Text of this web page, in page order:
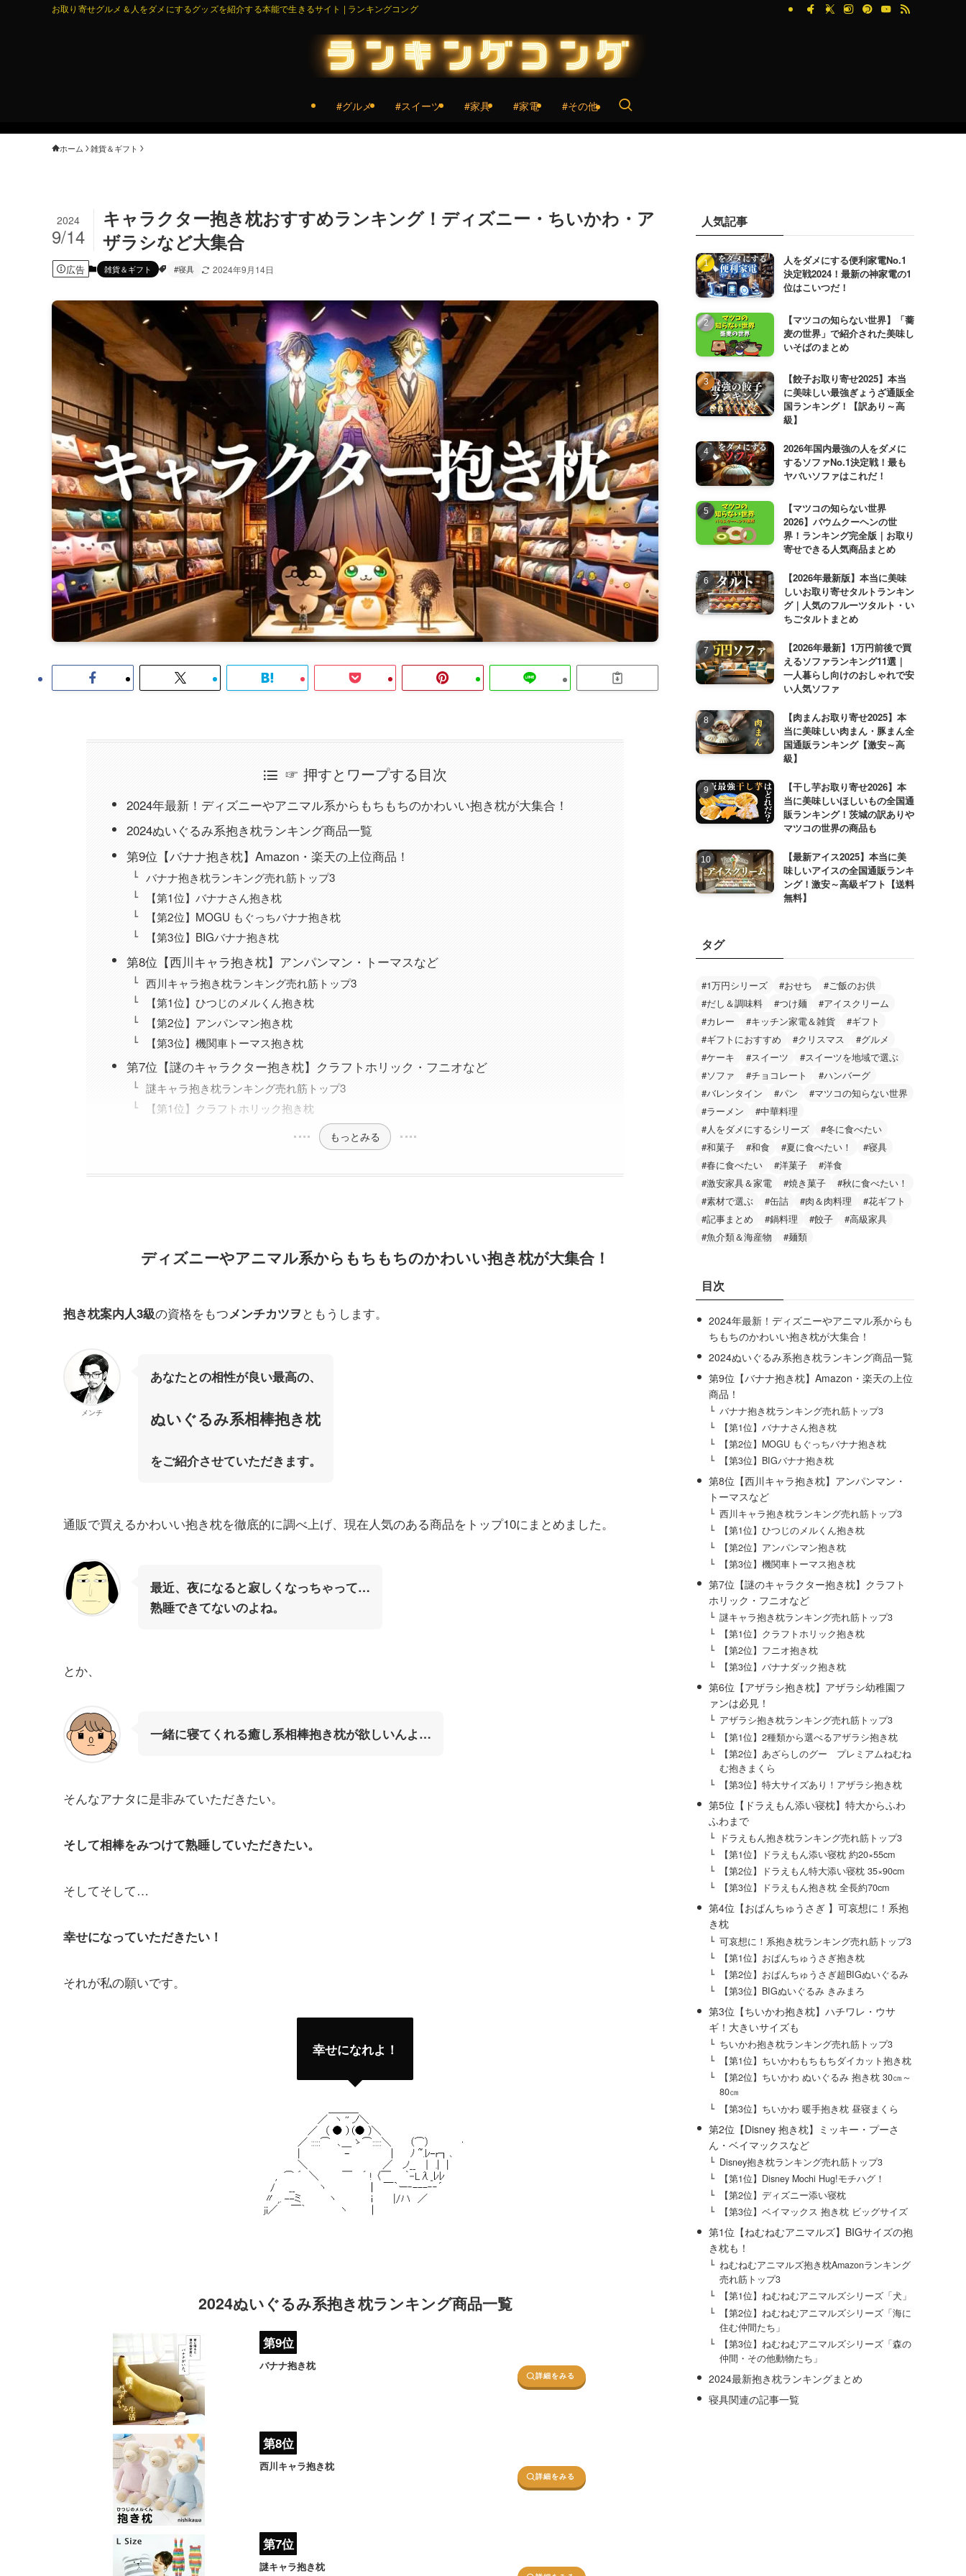
お取り寄せグルメ＆人をダメにするグッズを紹介する本能で生きるサイト | ランキングコング
#グルメ #スイーツ #家具 #家電 #その他
ホーム 雑貨＆ギフト
キャラクター抱き枕おすすめランキング！ディズニー・ちいかわ・ア
ザラシなど大集合
2024
9/14
広告 雑貨＆ギフト #寝具 2024年9月14日
☞ 押すとワープする目次
2024年最新！ディズニーやアニマル系からもちもちのかわいい抱き枕が大集合！
2024ぬいぐるみ系抱き枕ランキング商品一覧
第9位【バナナ抱き枕】Amazon・楽天の上位商品！
バナナ抱き枕ランキング売れ筋トップ3
【第1位】バナナさん抱き枕
【第2位】MOGU もぐっちバナナ抱き枕
【第3位】BIGバナナ抱き枕
第8位【西川キャラ抱き枕】アンパンマン・トーマスなど
西川キャラ抱き枕ランキング売れ筋トップ3
【第1位】ひつじのメルくん抱き枕
【第2位】アンパンマン抱き枕
【第3位】機関車トーマス抱き枕
第7位【謎のキャラクター抱き枕】クラフトホリック・フニオなど
謎キャラ抱き枕ランキング売れ筋トップ3
【第1位】クラフトホリック抱き枕
もっとみる
ディズニーやアニマル系からもちもちのかわいい抱き枕が大集合！
抱き枕案内人3級の資格をもつメンチカツヲ ともうします。
メンチ
あなたとの相性が良い最高の、
ぬいぐるみ系相棒抱き枕
をご紹介させていただきます。
通販で買えるかわいい抱き枕を徹底的に調べ上げ、現在人気のある商品をトップ10にまとめました。
最近、夜になると寂しくなっちゃって…
熟睡できてないのよね。
とか、
一緒に寝てくれる癒し系相棒抱き枕が欲しいんよ…
そんなアナタに是非みていただきたい。
そして相棒をみつけて熟睡していただきたい。
そしてそして…
幸せになっていただきたい！
それが私の願いです。
幸せになれよ！
2024ぬいぐるみ系抱き枕ランキング商品一覧
第9位
バナナ抱き枕
詳細をみる
第8位
西川キャラ抱き枕
詳細をみる
第7位
謎キャラ抱き枕
人気記事
人をダメにする便利家電No.1
決定戦2024！最新の神家電の1
位はこいつだ！
【マツコの知らない世界】「蕎
麦の世界」で紹介された美味し
いそばのまとめ
【餃子お取り寄せ2025】本当
に美味しい最強ぎょうざ通販全
国ランキング！【訳あり～高
級】
2026年国内最強の人をダメに
するソファNo.1決定戦！最も
ヤバいソファはこれだ！
【マツコの知らない世界
2026】バウムクーヘンの世
界！ランキング完全版｜お取り
寄せできる人気商品まとめ
【2026年最新版】本当に美味
しいお取り寄せタルトランキン
グ｜人気のフルーツタルト・い
ちごタルトまとめ
【2026年最新】1万円前後で買
えるソファランキング11選｜
一人暮らし向けのおしゃれで安
い人気ソファ
【肉まんお取り寄せ2025】本
当に美味しい肉まん・豚まん全
国通販ランキング【激安～高
級】
【干し芋お取り寄せ2026】本
当に美味しいほしいもの全国通
販ランキング！茨城の訳ありや
マツコの世界の商品も
【最新アイス2025】本当に美
味しいアイスの全国通販ランキ
ング！激安～高級ギフト【送料
無料】
タグ
#1万円シリーズ #おせち
#ご飯のお供
#だし＆調味料
#つけ麺
#アイスクリーム
#カレー
#キッチン家電＆雑貨
#ギフト
#ギフトにおすすめ
#クリスマス
#グルメ
#ケーキ
#スイーツ
#スイーツを地域で選ぶ
#ソファ
#チョコレート
#ハンバーグ
#バレンタイン
#パン
#マツコの知らない世界
#ラーメン
#中華料理
#人をダメにするシリーズ
#冬に食べたい
#和菓子
#和食 #夏に食べたい！
#寝具
#春に食べたい
#洋菓子
#洋食
#激安家具＆家電
#焼き菓子
#秋に食べたい！
#素材で選ぶ
#缶詰 #肉＆肉料理
#花ギフト
#記事まとめ
#鍋料理 #餃子
#高級家具
#魚介類＆海産物
#麺類
目次
2024年最新！ディズニーやアニマル系からも
ちもちのかわいい抱き枕が大集合！
2024ぬいぐるみ系抱き枕ランキング商品一覧
第9位【バナナ抱き枕】Amazon・楽天の上位
商品！
バナナ抱き枕ランキング売れ筋トップ3
【第1位】バナナさん抱き枕
【第2位】MOGU もぐっちバナナ抱き枕
【第3位】BIGバナナ抱き枕
第8位【西川キャラ抱き枕】アンパンマン・
トーマスなど
西川キャラ抱き枕ランキング売れ筋トップ3
【第1位】ひつじのメルくん抱き枕
【第2位】アンパンマン抱き枕
【第3位】機関車トーマス抱き枕
第7位【謎のキャラクター抱き枕】クラフト
ホリック・フニオなど
謎キャラ抱き枕ランキング売れ筋トップ3
【第1位】クラフトホリック抱き枕
【第2位】フニオ抱き枕
【第3位】バナナダック抱き枕
第6位【アザラシ抱き枕】アザラシ幼稚園フ
ァンは必見！
アザラシ抱き枕ランキング売れ筋トップ3
【第1位】2種類から選べるアザラシ抱き枕
【第2位】あざらしのグー プレミアムねむね
む抱きまくら
【第3位】特大サイズあり！アザラシ抱き枕
第5位【ドラえもん添い寝枕】特大からふわ
ふわまで
ドラえもん抱き枕ランキング売れ筋トップ3
【第1位】ドラえもん添い寝枕 約20×55cm
【第2位】ドラえもん特大添い寝枕 35×90cm
【第3位】ドラえもん抱き枕 全長約70cm
第4位【おぱんちゅうさぎ 】可哀想に！系抱
き枕
可哀想に！系抱き枕ランキング売れ筋トップ3
【第1位】おぱんちゅうさぎ抱き枕
【第2位】おぱんちゅうさぎ超BIGぬいぐるみ
【第3位】BIGぬいぐるみ きみまろ
第3位【ちいかわ抱き枕】ハチワレ・ウサ
ギ！大きいサイズも
ちいかわ抱き枕ランキング売れ筋トップ3
【第1位】ちいかわもちもちダイカット抱き枕
【第2位】ちいかわ ぬいぐるみ 抱き枕 30㎝～
80㎝
【第3位】ちいかわ 暖手抱き枕 昼寝まくら
第2位【Disney 抱き枕】ミッキー・プーさ
ん・ベイマックスなど
Disney抱き枕ランキング売れ筋トップ3
【第1位】Disney Mochi Hug!モチハグ！
【第2位】ディズニー添い寝枕
【第3位】ベイマックス 抱き枕 ビッグサイズ
第1位【ねむねむアニマルズ】BIGサイズの抱
き枕も！
ねむねむアニマルズ抱き枕Amazonランキング
売れ筋トップ3
【第1位】ねむねむアニマルズシリーズ「犬」
【第2位】ねむねむアニマルズシリーズ「海に
住む仲間たち」
【第3位】ねむねむアニマルズシリーズ「森の
仲間・その他動物たち」
2024最新抱き枕ランキングまとめ
寝具関連の記事一覧